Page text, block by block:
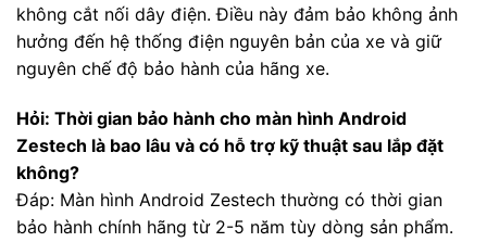
không cắt nối dây điện. Điều này đảm bảo không ảnh
hưởng đến hệ thống điện nguyên bản của xe và giữ
nguyên chế độ bảo hành của hãng xe.
Hỏi: Thời gian bảo hành cho màn hình Android
Zestech là bao lâu và có hỗ trợ kỹ thuật sau lắp đặt
không?
Đáp: Màn hình Android Zestech thường có thời gian
bảo hành chính hãng từ 2-5 năm tùy dòng sản phẩm.